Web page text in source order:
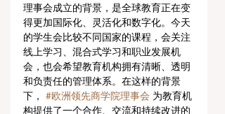
理事会成立的背景，是全球教育正在变
得更加国际化、灵活化和数字化。今天
的学生会比较不同国家的课程，会关注
线上学习、混合式学习和职业发展机
会，也会希望教育机构拥有清晰、透明
和负责任的管理体系。在这样的背景
下， #欧洲领先商学院理事会 为教育机
构提供了一个合作、交流和持续改进的